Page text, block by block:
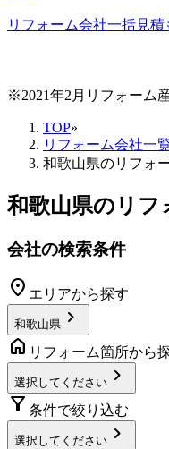
リフォーム会社一括見積
※2021年2月リフォーム
TOP»
リフォーム会社一
和歌山県のリフォ
和歌山県のリフ
会社の検索条件
location_on エリアから探す
和歌山県 chevron_right
home リフォーム箇所から
選択してください chevron_right
filter_alt 条件で絞り込む
選択してください chevron_right